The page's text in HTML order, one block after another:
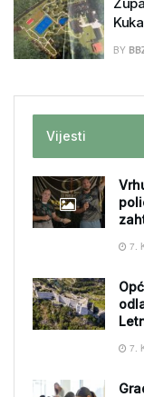
BY
Vijesti
7.
7.